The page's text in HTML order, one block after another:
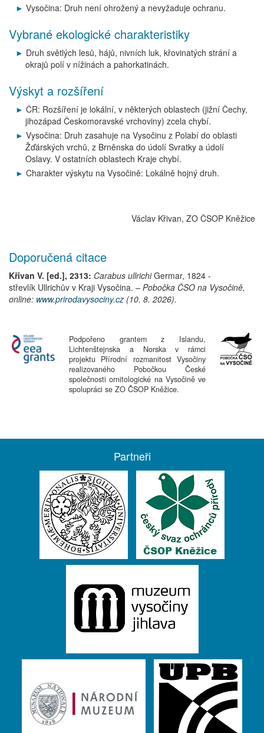
Vysočina: Druh není ohrožený a nevyžaduje ochranu.
Vybrané ekologické charakteristiky
Druh světlých lesů, hájů, nivních luk, křovinatých strání a
okrajů polí v nížinách a pahorkatinách.
Výskyt a rozšíření
ČR: Rozšíření je lokální, v některých oblastech (jižní Čechy,
jihozápad Českomoravské vrchoviny) zcela chybí.
Vysočina: Druh zasahuje na Vysočinu z Polabí do oblasti
Žďárských vrchů, z Brněnska do údolí Svratky a údolí
Oslavy. V ostatních oblastech Kraje chybí.
Charakter výskytu na Vysočině: Lokálně hojný druh.
Václav Křivan, ZO ČSOP Kněžice
Doporučená citace
Křivan V. [ed.], 2313: Carabus ullrichi Germar, 1824 -
střevlík Ullrichův v Kraji Vysočina. – Pobočka ČSO na Vysočině,
online: www.prirodavysociny.cz (10. 8. 2026).
Podpořeno grantem z Islandu,
Lichtenštejnska a Norska v rámci
projektu Přírodní rozmanitost Vysočiny
realizovaného Pobočkou České
společnosti ornitologické na Vysočině ve
spolupráci se ZO ČSOP Kněžice.
Partneři